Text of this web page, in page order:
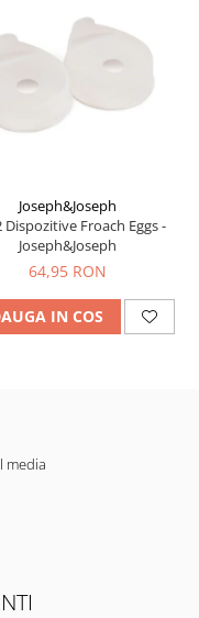
Joseph&Joseph
Dispozitive Froach Eggs -
Joseph&Joseph
64,95 RON
IN COS
media